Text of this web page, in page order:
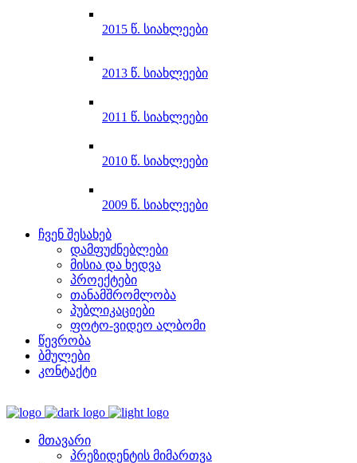
2015 წ. სიახლეები
2013 წ. სიახლეები
2011 წ. სიახლეები
2010 წ. სიახლეები
2009 წ. სიახლეები
ჩვენ შესახებ
დამფუძნებლები
მისია და ხედვა
პროექტები
თანამშრომლობა
პუბლიკაციები
ფოტო-ვიდეო ალბომი
წევრობა
ბმულები
კონტაქტი
მთავარი
პრეზიდენტის მიმართვა